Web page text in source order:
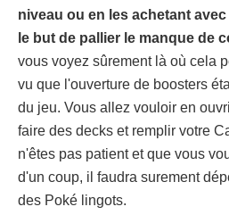
niveau ou en les achetant avec
le but de pallier le manque de
vous voyez sûrement là où cela
vu que l'ouverture de boosters
du jeu. Vous allez vouloir en
faire des decks et remplir votre
n'êtes pas patient et que vous
d'un coup, il faudra surement
des Poké lingots.